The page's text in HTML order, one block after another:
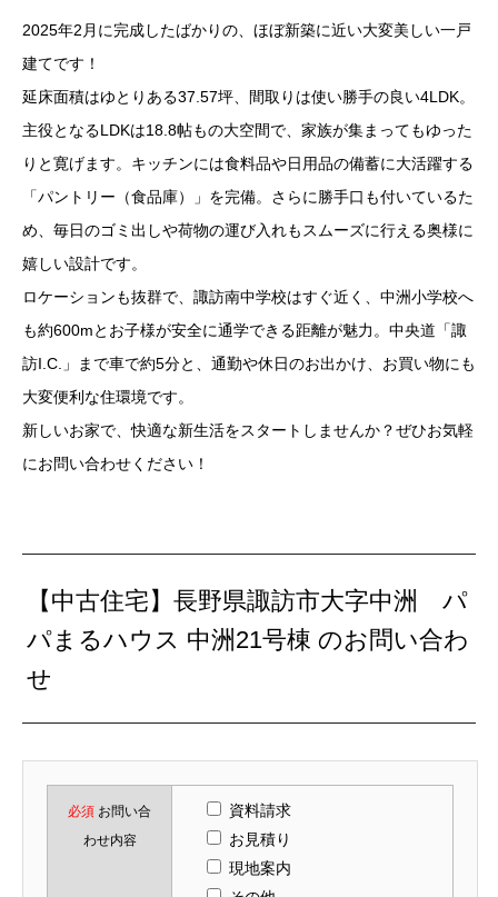
2025年2月に完成したばかりの、ほぼ新築に近い大変美しい一戸
建てです！
延床面積はゆとりある37.57坪、間取りは使い勝手の良い4LDK。
主役となるLDKは18.8帖もの大空間で、家族が集まってもゆった
りと寛げます。キッチンには食料品や日用品の備蓄に大活躍する
「パントリー（食品庫）」を完備。さらに勝手口も付いているた
め、毎日のゴミ出しや荷物の運び入れもスムーズに行える奥様に
嬉しい設計です。
ロケーションも抜群で、諏訪南中学校はすぐ近く、中洲小学校へ
も約600mとお子様が安全に通学できる距離が魅力。中央道「諏
訪I.C.」まで車で約5分と、通勤や休日のお出かけ、お買い物にも
大変便利な住環境です。
新しいお家で、快適な新生活をスタートしませんか？ぜひお気軽
にお問い合わせください！
【中古住宅】長野県諏訪市大字中洲 パ
パまるハウス 中洲21号棟 のお問い合わ
せ
必須 お問い合
わせ内容
資料請求
お見積り
現地案内